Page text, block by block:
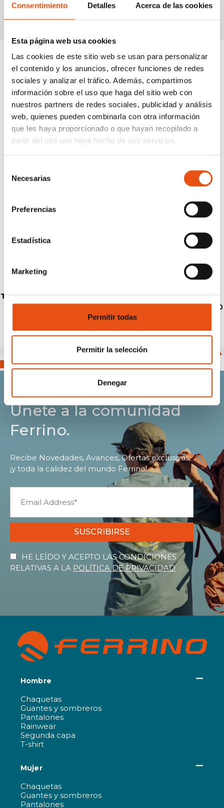
Consentimiento Detalles Acerca de las cookies
Esta página web usa cookies
Las cookies de este sitio web se usan para personalizar
el contenido y los anuncios, ofrecer funciones de redes
sociales y analizar el tráfico. Además, compartimos
información sobre el uso que haga del sitio web con
nuestros partners de redes sociales, publicidad y análisis
web, quienes pueden combinarla con otra información
que les haya proporcionado o que hayan recopilado a
partir del uso que haya hecho de sus servicios.
Necesarias
Preferencias
Estadística
Marketing
Permitir todas
Permitir la selección
Denegar
relacionados
TOBOL JACKET WOMAN
€179,90
Únete a la comunidad
Ferrino.
Recibe Novedades, Avances, Ofertas exclusivas,
¡y toda la calidez del mundo Ferrino!
SUSCRIBIRSE
HE LEÍDO Y ACEPTO LAS CONDICIONES
RELATIVAS A LA POLÍTICA DE PRIVACIDAD
Hombre
Chaquetas
Guantes y sombreros
Pantalones
Rainwear
Segunda capa
T-shirt
Mujer
Chaquetas
Guantes y sombreros
Pantalones